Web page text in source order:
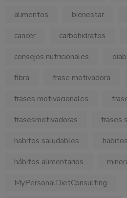
alimentos
bienestar
cancer
carbohidratos
consejos nutricionales
fibra
frase motivadora
frases motivacionales
frasesmotivadoras
frases
habitos saludables
hábitos alimentarios
MyPersonalDietConsulting